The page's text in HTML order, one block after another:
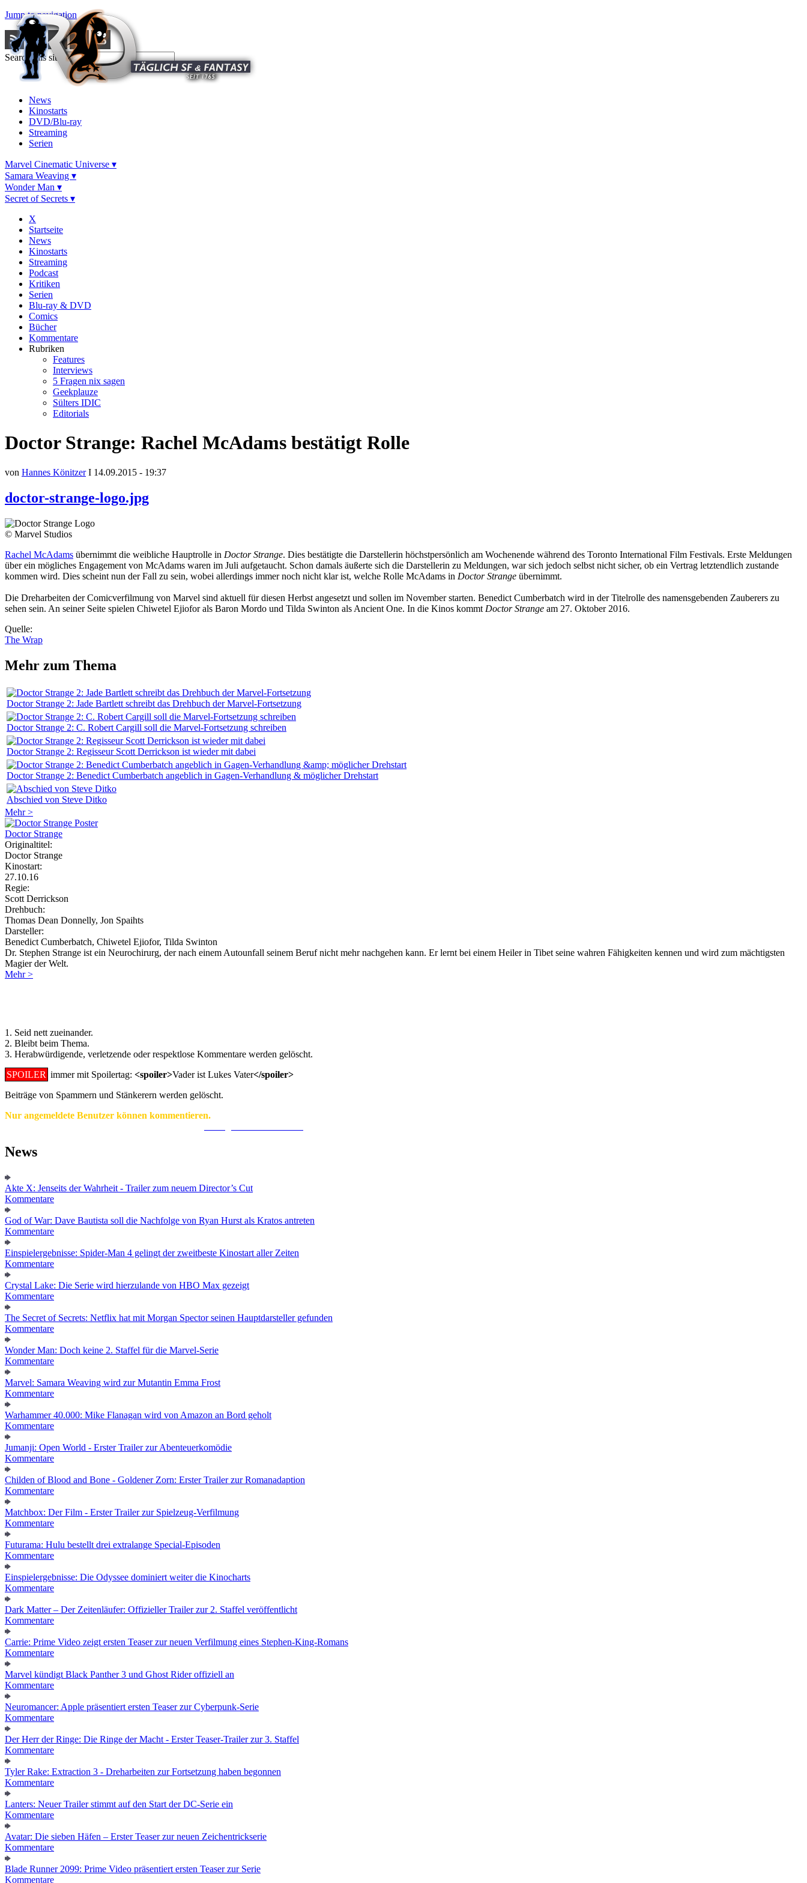
Jump to navigation
Search this site
News
Kinostarts
DVD/Blu-ray
Streaming
Serien
Marvel Cinematic Universe ▾
Samara Weaving ▾
Wonder Man ▾
Secret of Secrets ▾
X
Startseite
News
Kinostarts
Streaming
Podcast
Kritiken
Serien
Blu-ray & DVD
Comics
Bücher
Kommentare
Rubriken
Features
Interviews
5 Fragen nix sagen
Geekplauze
Sülters IDIC
Editorials
Doctor Strange: Rachel McAdams bestätigt Rolle
von Hannes KönitzerI 14.09.2015 - 19:37
doctor-strange-logo.jpg
© Marvel Studios
Rachel McAdams übernimmt die weibliche Hauptrolle in Doctor Strange. Dies bestätigte die Darstellerin höchstpersönlich am Wochenende während des Toronto International Film Festivals. Erste Meldungen
über ein mögliches Engagement von McAdams waren im Juli aufgetaucht. Schon damals äußerte sich die Darstellerin zu Meldungen, war sich jedoch selbst nicht sicher, ob ein Vertrag letztendlich zustande
kommen wird. Dies scheint nun der Fall zu sein, wobei allerdings immer noch nicht klar ist, welche Rolle McAdams in Doctor Strange übernimmt.
Die Dreharbeiten der Comicverfilmung von Marvel sind aktuell für diesen Herbst angesetzt und sollen im November starten. Benedict Cumberbatch wird in der Titelrolle des namensgebenden Zauberers zu
sehen sein. An seiner Seite spielen Chiwetel Ejiofor als Baron Mordo und Tilda Swinton als Ancient One. In die Kinos kommt Doctor Strange am 27. Oktober 2016.
Quelle:
The Wrap
Mehr zum Thema
Doctor Strange 2: Jade Bartlett schreibt das Drehbuch der Marvel-Fortsetzung
Doctor Strange 2: C. Robert Cargill soll die Marvel-Fortsetzung schreiben
Doctor Strange 2: Regisseur Scott Derrickson ist wieder mit dabei
Doctor Strange 2: Benedict Cumberbatch angeblich in Gagen-Verhandlung & möglicher Drehstart
Abschied von Steve Ditko
Mehr >
Doctor Strange
Originaltitel:
Doctor Strange
Kinostart:
27.10.16
Regie:
Scott Derrickson
Drehbuch:
Thomas Dean Donnelly, Jon Spaihts
Darsteller:
Benedict Cumberbatch, Chiwetel Ejiofor, Tilda Swinton
Dr. Stephen Strange ist ein Neurochirurg, der nach einem Autounfall seinem Beruf nicht mehr nachgehen kann. Er lernt bei einem Heiler in Tibet seine wahren Fähigkeiten kennen und wird zum mächtigsten
Magier der Welt.
Mehr >
1. Seid nett zueinander.
2. Bleibt beim Thema.
3. Herabwürdigende, verletzende oder respektlose Kommentare werden gelöscht.
SPOILER immer mit Spoilertag: <spoiler>Vader ist Lukes Vater</spoiler>
Beiträge von Spammern und Stänkerern werden gelöscht.
Nur angemeldete Benutzer können kommentieren.
News
Akte X: Jenseits der Wahrheit - Trailer zum neuem Director’s Cut
Kommentare
God of War: Dave Bautista soll die Nachfolge von Ryan Hurst als Kratos antreten
Kommentare
Einspielergebnisse: Spider-Man 4 gelingt der zweitbeste Kinostart aller Zeiten
Kommentare
Crystal Lake: Die Serie wird hierzulande von HBO Max gezeigt
Kommentare
The Secret of Secrets: Netflix hat mit Morgan Spector seinen Hauptdarsteller gefunden
Kommentare
Wonder Man: Doch keine 2. Staffel für die Marvel-Serie
Kommentare
Marvel: Samara Weaving wird zur Mutantin Emma Frost
Kommentare
Warhammer 40.000: Mike Flanagan wird von Amazon an Bord geholt
Kommentare
Jumanji: Open World - Erster Trailer zur Abenteuerkomödie
Kommentare
Childen of Blood and Bone - Goldener Zorn: Erster Trailer zur Romanadaption
Kommentare
Matchbox: Der Film - Erster Trailer zur Spielzeug-Verfilmung
Kommentare
Futurama: Hulu bestellt drei extralange Special-Episoden
Kommentare
Einspielergebnisse: Die Odyssee dominiert weiter die Kinocharts
Kommentare
Dark Matter – Der Zeitenläufer: Offizieller Trailer zur 2. Staffel veröffentlicht
Kommentare
Carrie: Prime Video zeigt ersten Teaser zur neuen Verfilmung eines Stephen-King-Romans
Kommentare
Marvel kündigt Black Panther 3 und Ghost Rider offiziell an
Kommentare
Neuromancer: Apple präsentiert ersten Teaser zur Cyberpunk-Serie
Kommentare
Der Herr der Ringe: Die Ringe der Macht - Erster Teaser-Trailer zur 3. Staffel
Kommentare
Tyler Rake: Extraction 3 - Dreharbeiten zur Fortsetzung haben begonnen
Kommentare
Lanters: Neuer Trailer stimmt auf den Start der DC-Serie ein
Kommentare
Avatar: Die sieben Häfen – Erster Teaser zur neuen Zeichentrickserie
Kommentare
Blade Runner 2099: Prime Video präsentiert ersten Teaser zur Serie
Kommentare